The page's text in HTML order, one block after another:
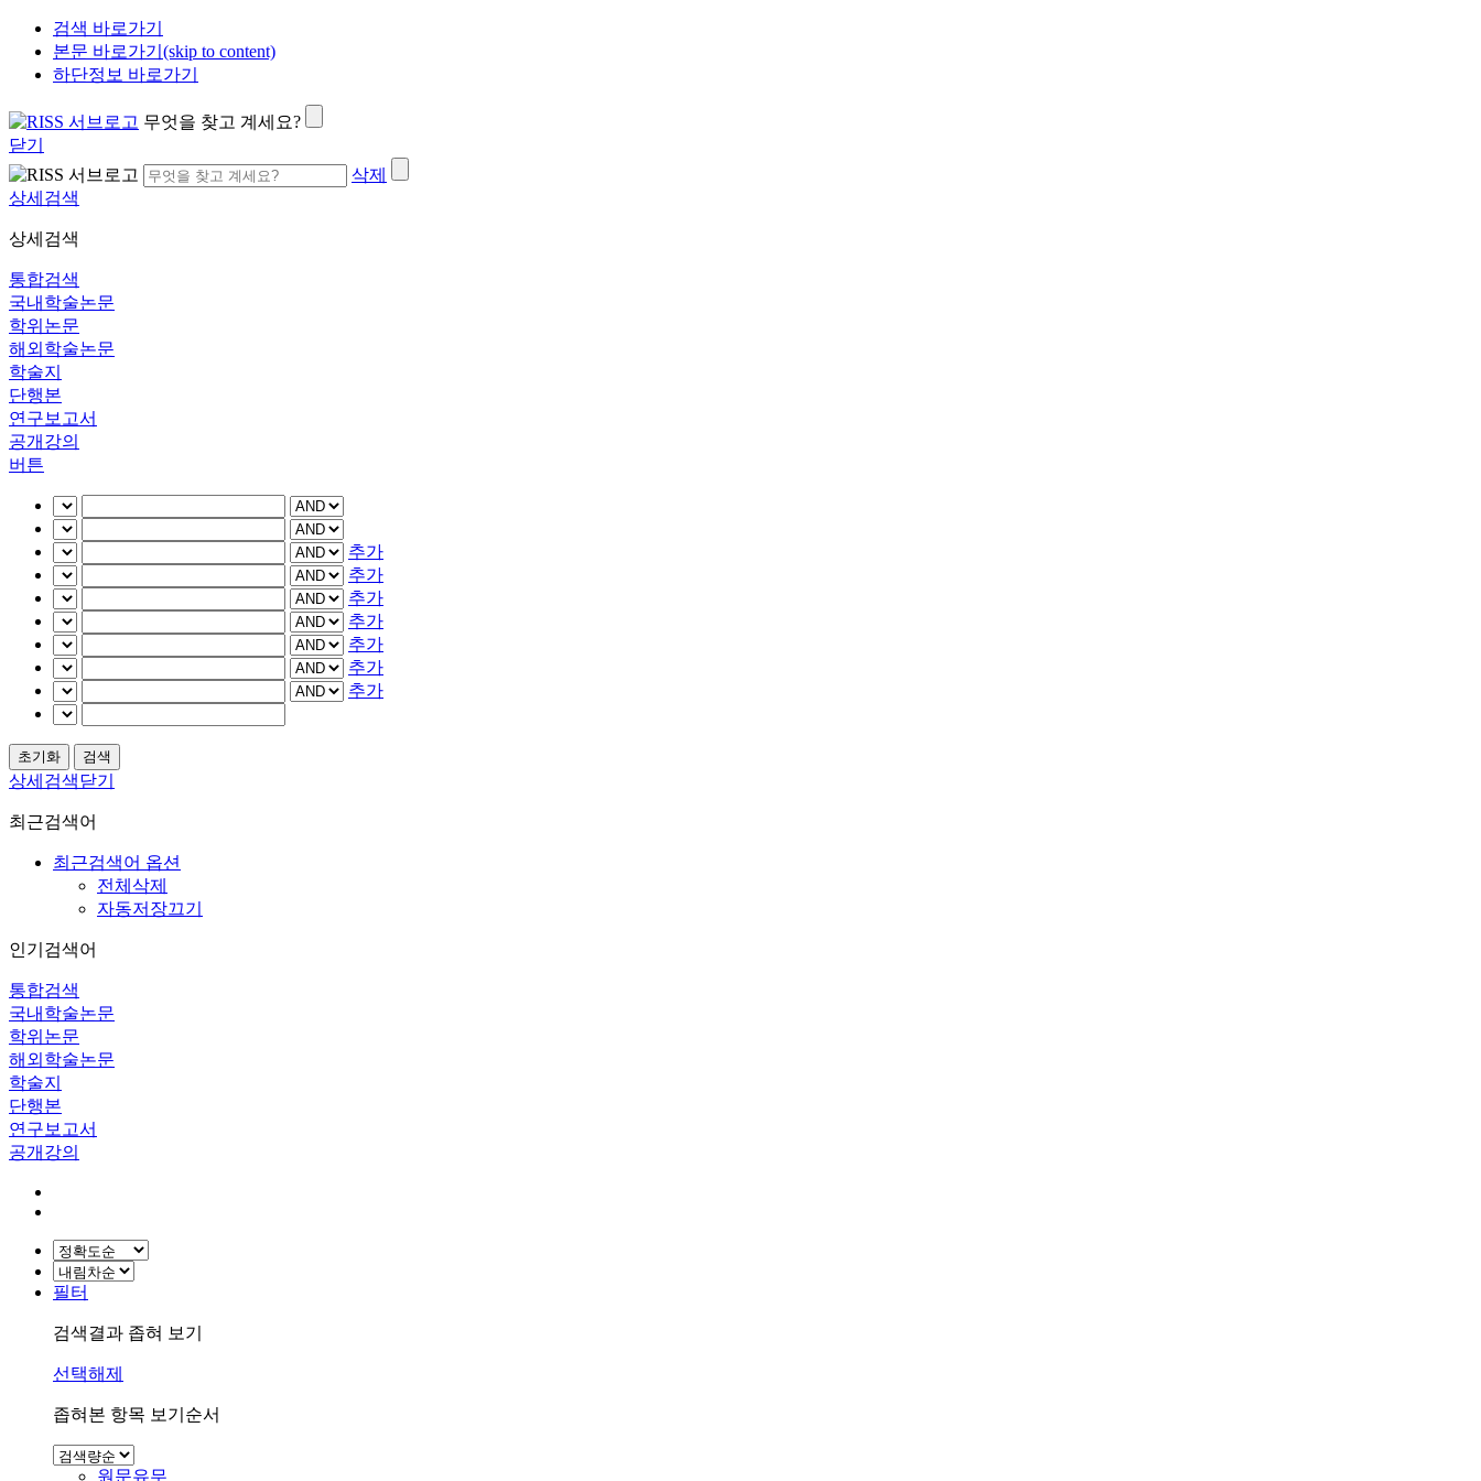
검색 바로가기
본문 바로가기(skip to content)
하단정보 바로가기
무엇을 찾고 계세요?
닫기
삭제
상세검색
상세검색
통합검색
국내학술논문
학위논문
해외학술논문
학술지
단행본
연구보고서
공개강의
버튼
추가
추가
추가
추가
추가
추가
추가
상세검색닫기
최근검색어
최근검색어 옵션
전체삭제
자동저장끄기
인기검색어
통합검색
국내학술논문
학위논문
해외학술논문
학술지
단행본
연구보고서
공개강의
필터
검색결과 좁혀 보기
선택해제
좁혀본 항목 보기순서
원문유무